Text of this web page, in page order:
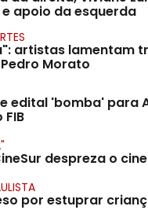
apoio da esquerda
artistas lamentam
Morato
edital 'bomba' para
FIB
despreza o
por estuprar